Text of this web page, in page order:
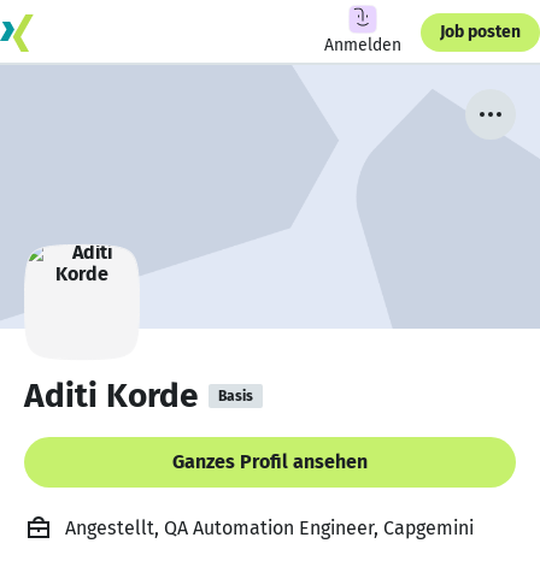
Anmelden
Job posten
Aditi Korde Basis
Ganzes Profil ansehen
Angestellt, QA Automation Engineer, Capgemini